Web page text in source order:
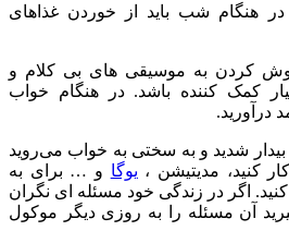
هنگام شب باید از خوردن غذاهای
کردن به موسیقی های بی کلام و
کمک کننده باشد. در هنگام خواب
درآورید.
شدید و به سختی به خواب می‌روید
کنید، مدیتیشن ، یوگا و … برای به
اگر در زندگی خود مسئله ای نگران
آن مسئله را به روزی دیگر موکول